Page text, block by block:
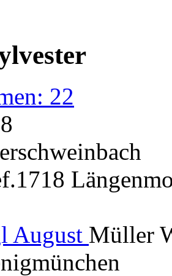
22
August Müller